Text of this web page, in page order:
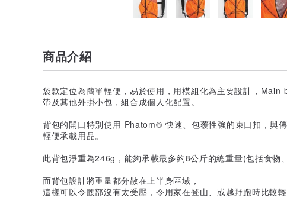
商品介紹
袋款定位為簡單輕便，易於使用，用模組化為主要設計，Main
帶及其他外掛小包，組合成個人化配置。
背包的開口特別使用 Phatom® 快速、包覆性強的束口扣，與
輕便承載用品。
此背包淨重為246g，能夠承載最多約8公斤的總重量(包括食物
而背包設計將重量都分散在上半身區域，
這樣可以令腰部沒有太受壓，令用家在登山、或越野跑時比較輕